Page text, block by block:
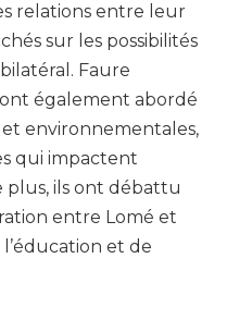
relations entre leur
sur les possibilités
Faure
également abordé
environnementales,
qui impactent
ils ont débattu
entre Lomé et
et de